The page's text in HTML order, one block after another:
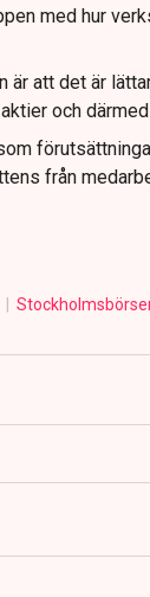
med hur
att det är
och
från